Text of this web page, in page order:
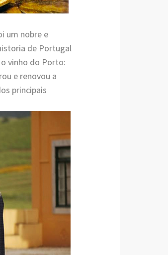
um nobre e
de Portugal
vinho do Porto:
e renovou a
principais